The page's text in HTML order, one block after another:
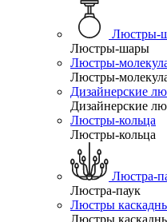
Люстры-
Люстры-шары
Люстры-
Люстры-
Дизайнерские
Дизайнерские
Люстры-кольца
Люстры-кольца
Люстра-
Люстра-паук
Люстры
Люстры